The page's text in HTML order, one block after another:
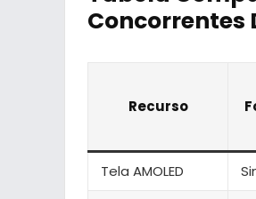
Concorrentes
Recurso
Tela AMOLED